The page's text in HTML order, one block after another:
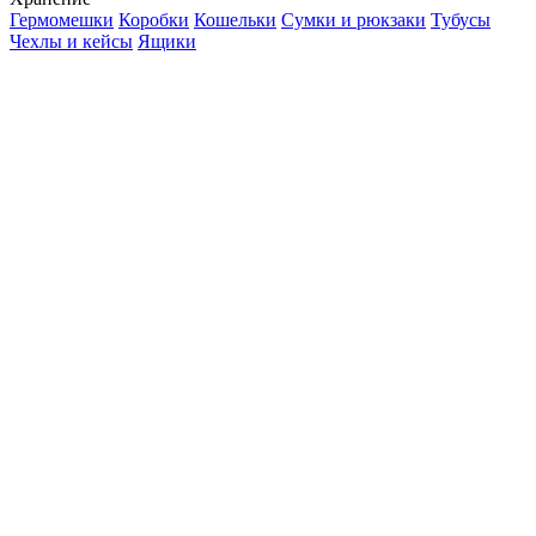
Гермомешки Коробки Кошельки Сумки и рюкзаки Тубусы
Чехлы и кейсы Ящики